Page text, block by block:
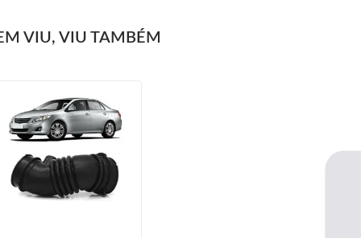
VIU, VIU TAMBÉM